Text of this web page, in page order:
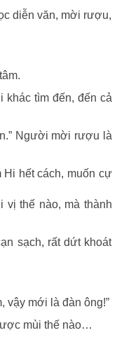
diễn văn, mời rượu,
khác tìm đến, đến cả
Người mời rượu là
hết cách, muốn cự
vị thế nào, mà thành
sạch, rất dứt khoát
vậy mới là đàn ông!”
mùi thế nào…